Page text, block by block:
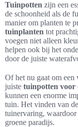
Tuinpotten zijn een
de schoonheid als de
manier om planten te
tuinplanten tot
voegen niet alleen
helpen ook bij het
door de juiste
Of het nu gaat om
juiste tuinpotten voor
kunnen een enorme
tuin. Het vinden van
tuinervaring,
groene paradijs.